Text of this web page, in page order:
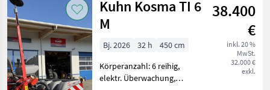
Reihendüngerstre
Monosem
Kuhn Kosma TI 6
M
38.400
€
inkl. 20 %
MwSt.
32.000 €
exkl.
Bj. 2026 32 h
450 cm
Körperanzahl: 6 reihig,
elektr. Überwachung,